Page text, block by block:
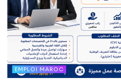
EMPLOI MAROC